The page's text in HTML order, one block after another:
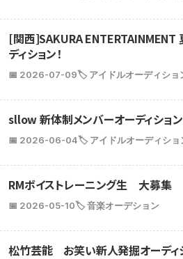
[関西]SAKURA ENTERTAINMENT
ディション！
📅 2026-07-09🏷️ アイドルオーディショ
sllow 新体制メンバーオーディション
📅 2026-06-04🏷️ アイドルオーディショ
RMボイストレーニング生 大募集
📅 2026-05-10🏷️ 音楽オーデション
松竹芸能 お笑い新人発掘オーディ